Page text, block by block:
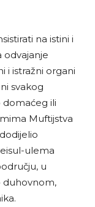
na istini i
odvajanje
i istražni organi
svakog
ili
Muftijstva
ulema
u
duhovnom,